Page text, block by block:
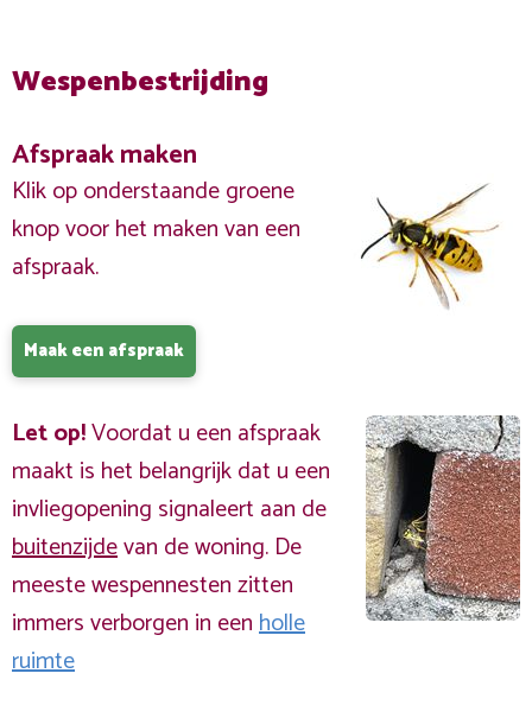
Wespenbestrijding
Afspraak maken
Klik op onderstaande groene
knop voor het maken van een
afspraak.
Maak een afspraak
Let op!Voordat u een afspraak
maakt is het belangrijk dat u een
invliegopening signaleert aan de
buitenzijdevan de woning. De
meeste wespennesten zitten
immers verborgen in eenholle
ruimte